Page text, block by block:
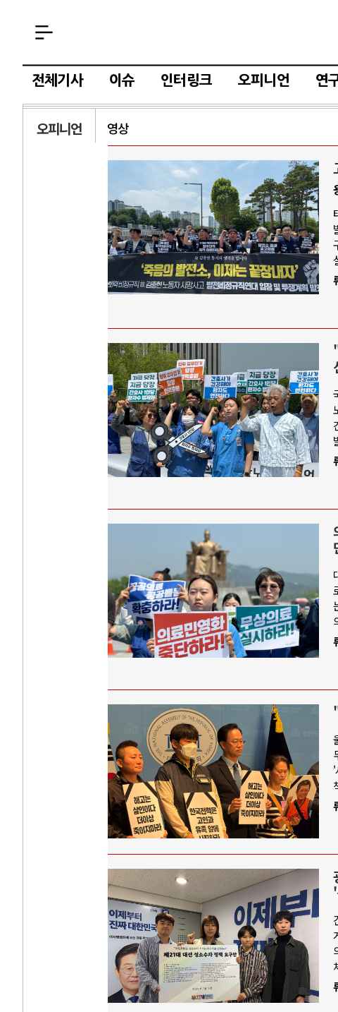
전체기사 이슈 인터링크 오피니언 연
오피니언 영상
'
'
AI와 인간
중국 AI, 저가 공세로
AI 국부펀드 구상 놓
AI 데이터센터 반대
AI의 숨은 환경 비용